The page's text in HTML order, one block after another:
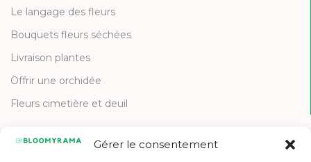
Gérer le consentement
Le langage des fleurs
Bouquets fleurs séchées
Livraison plantes
Offrir une orchidée
Fleurs cimetière et deuil